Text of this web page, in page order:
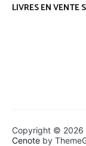
LIVRES EN VENTE
Copyright © 2026
Cenote by